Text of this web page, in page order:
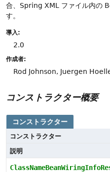
合、Spring XML ファイル内の
す。
導入:
2.0
作成者:
Rod Johnson, Juergen
コンストラクター概要
コンストラクター
コンストラクター
説明